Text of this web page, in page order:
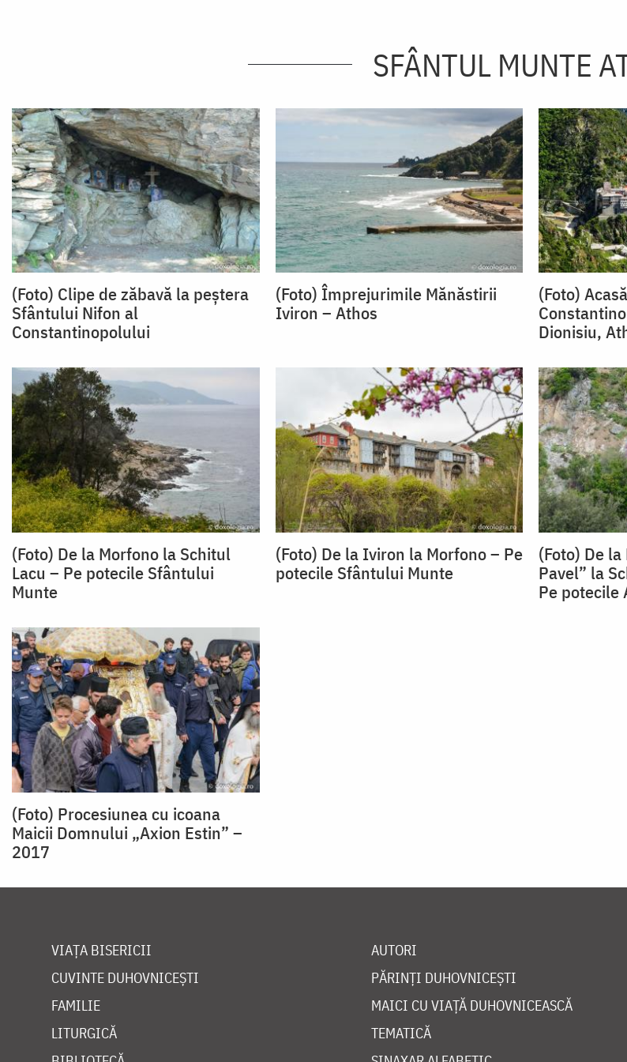
SFÂNTUL MUNTE
(Foto) Clipe de zăbavă la peștera
Sfântului Nifon al
Constantinopolului
(Foto) Împrejurimile Mănăstirii
Iviron – Athos
(Foto)
Dionisiu,
(Foto) De la Morfono la Schitul
Lacu – Pe potecile Sfântului
Munte
(Foto) De la Iviron la Morfono – Pe
potecile Sfântului Munte
(Foto) De
Pavel” la
Pe potecile
(Foto) Procesiunea cu icoana
Maicii Domnului „Axion Estin” –
2017
VIAȚA BISERICII
CUVINTE DUHOVNICEȘTI
FAMILIE
LITURGICĂ
AUTORI
PĂRINȚI DUHOVNICEȘTI
MAICI CU VIAȚĂ DUHOVNICEASCĂ
TEMATICĂ